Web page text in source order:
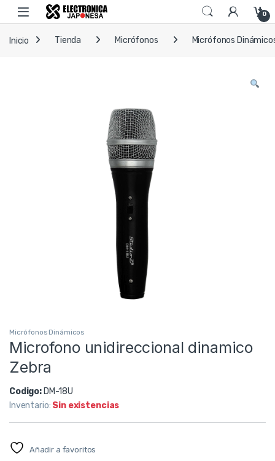
Skip to navigation
Skip to content
Open 0
Inicio Tienda Micrófonos Micrófonos
Micrófonos Dinámicos
Microfono unidireccional dinamico
Zebra
Codigo: DM-18U
Inventario: Sin existencias
Añadir a favoritos